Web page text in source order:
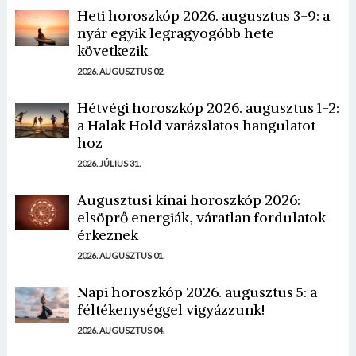
Heti horoszkóp 2026. augusztus 3-9: a
nyár egyik legragyogóbb hete
következik
2026. AUGUSZTUS 02.
Hétvégi horoszkóp 2026. augusztus 1-2:
a Halak Hold varázslatos hangulatot
hoz
2026. JÚLIUS 31.
Augusztusi kínai horoszkóp 2026:
elsöprő energiák, váratlan fordulatok
érkeznek
2026. AUGUSZTUS 01.
Napi horoszkóp 2026. augusztus 5: a
féltékenységgel vigyázzunk!
2026. AUGUSZTUS 04.